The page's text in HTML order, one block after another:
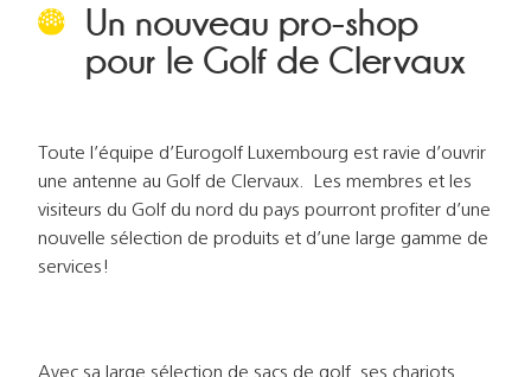
Un nouveau pro-shop
pour le Golf de Clervaux
Toute l’équipe d’Eurogolf Luxembourg est ravie d’ouvrir
une antenne au Golf de Clervaux. Les membres et les
visiteurs du Golf du nord du pays pourront profiter d’une
nouvelle sélection de produits et d’une large gamme de
services!
Avec sa large sélection de sacs de golf, ses chariots